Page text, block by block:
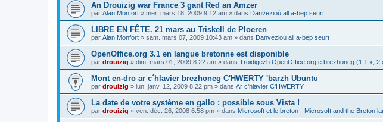
An Drouizig war France 3 gant Red an Amzer
par Alan Monfort » mer. mars 18, 2009 9:12 am » dans Danvezioù all a-bep seurt
LIBRE EN FÊTE. 21 mars au Triskell de Ploeren
par Alan Monfort » sam. mars 07, 2009 10:43 am » dans Danvezioù all a-bep seurt
OpenOffice.org 3.1 en langue bretonne est disponible
par drouizig » dim. mars 01, 2009 8:22 am » dans Troidigezh OpenOffice.org e brezhoneg (1.1.x,
Mont en-dro ar c´hlavier brezhoneg C'HWERTY 'barzh Ubuntu
par drouizig » lun. janv. 12, 2009 8:22 pm » dans Ar c'hlavier C'HWERTY
La date de votre système en gallo : possible sous Vista !
par drouizig » ven. déc. 26, 2008 6:58 pm » dans Microsoft et le breton - Microsoft and the Breton